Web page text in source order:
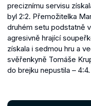
preciznímu servisu
byl 2:2. Přemožitelka
druhém setu podstatně
agresivně hrající
získala i sedmou hru a
svěřenkyně Tomáše
do brejku nepustila – 4:4.